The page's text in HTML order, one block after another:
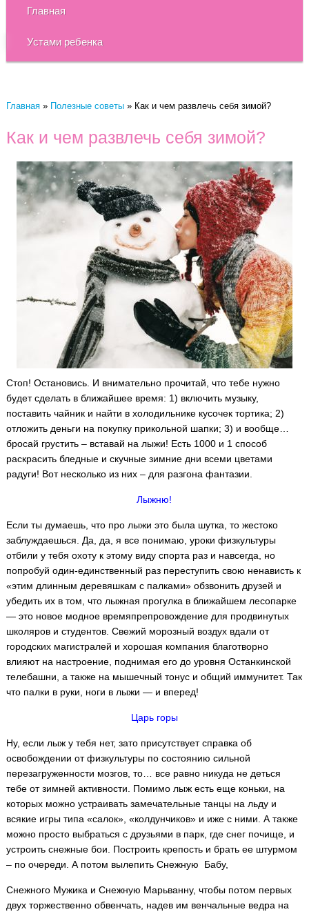
Главная
Устами ребенка
Главная» Полезные советы» Как и чем развлечь себя зимой?
Как и чем развлечь себя зимой?
Стоп! Остановись. И внимательно прочитай, что тебе нужно
будет сделать в ближайшее время: 1) включить музыку,
поставить чайник и найти в холодильнике кусочек тортика; 2)
отложить деньги на покупку прикольной шапки; 3) и вообще…
бросай грустить – вставай на лыжи! Есть 1000 и 1 способ
раскрасить бледные и скучные зимние дни всеми цветами
радуги! Вот несколько из них – для разгона фантазии.
Лыжню!
Если ты думаешь, что про лыжи это была шутка, то жестоко
заблуждаешься. Да, да, я все понимаю, уроки физкультуры
отбили у тебя охоту к этому виду спорта раз и навсегда, но
попробуй один-единственный раз переступить свою ненависть к
«этим длинным деревяшкам с палками» обзвонить друзей и
убедить их в том, что лыжная прогулка в ближайшем лесопарке
— это новое модное времяпрепровождение для продвинутых
школяров и студентов. Свежий морозный воздух вдали от
городских магистралей и хорошая компания благотворно
влияют на настроение, поднимая его до уровня Останкинской
телебашни, а также на мышечный тонус и общий иммунитет. Так
что палки в руки, ноги в лыжи — и вперед!
Царь горы
Ну, если лыж у тебя нет, зато присутствует справка об
освобождении от физкультуры по состоянию сильной
перезагруженности мозгов, то… все равно никуда не деться
тебе от зимней активности. Помимо лыж есть еще коньки, на
которых можно устраивать замечательные танцы на льду и
всякие игры типа «салок», «колдунчиков» и иже с ними. А также
можно просто выбраться с друзьями в парк, где снег почище, и
устроить снежные бои. Построить крепость и брать ее штурмом
– по очереди. А потом вылепить Снежную Бабу,
Снежного Мужика и Снежную Марьванну, чтобы потом первых
двух торжественно обвенчать, надев им венчальные ведра на